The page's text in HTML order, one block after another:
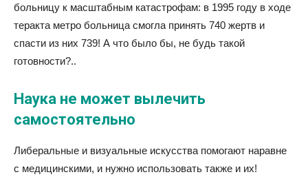
больницу к масштабным катастрофам: в 1995 году в ходе
теракта метро больница смогла принять 740 жертв и
спасти из них 739! А что было бы, не будь такой
готовности?..
Наука не может вылечить
самостоятельно
Либеральные и визуальные искусства помогают наравне
с медицинскими, и нужно использовать также и их!